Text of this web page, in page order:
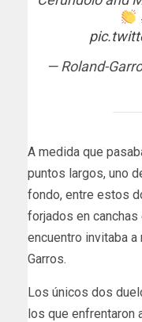
— Roland-
A medida que
puntos largos, uno
fondo, entre estos
forjados en
encuentro invitaba
Garros.
Los únicos dos
los que enfrentaron